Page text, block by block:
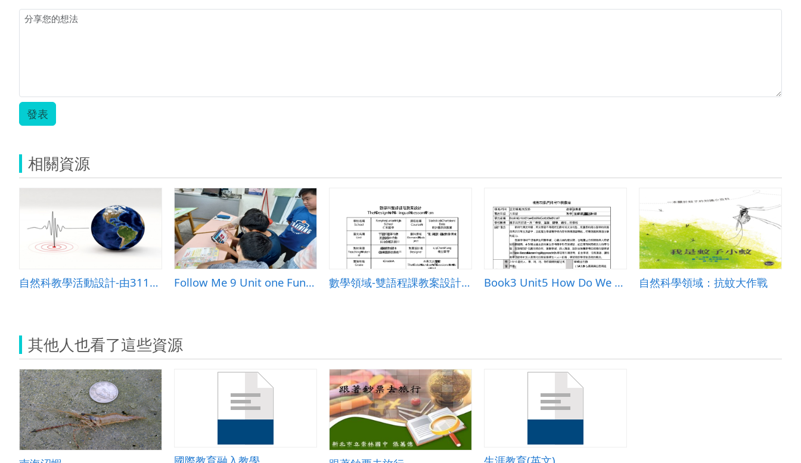
良
發表
相關資源
自然科教學活動設計-由311看地表的動與靜--怎樣做好地震防災 Follow Me 9 Unit one Fun Time The Amazing Human Body 數學領域-雙語程課教案設計：平均數.中位數與眾數 Book3 Unit5 How Do We Go to the Hotel? 自然科學領域：抗蚊大作戰
其他人也看了這些資源